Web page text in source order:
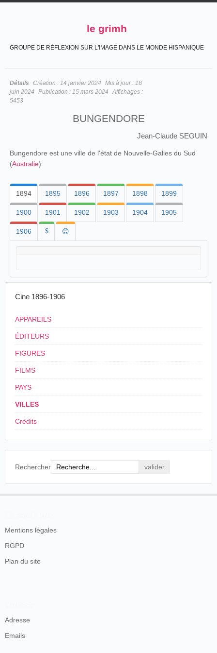
le grimh
GROUPE DE RÉFLEXION SUR L'IMAGE DANS LE MONDE HISPANIQUE
Détails Création : 14 janvier 2024 Mis à jour : 18
juin 2024
Publication : 15 mars 2024
Affichages :
5453
BUNGENDORE
Jean-Claude SEGUIN
Bungendore est une ville de l'état de Nouvelle-Galles du Sud
(Australie).
1894 1895 1896 1897 1898 1899
1900 1901 1902 1903 1904 1905
1906 $ 😊
Cine 1896-1906
APPAREILS
ÉDITEURS
FIGURES
FILMS
PAYS
VILLES
Crédits
Rechercher
Mentions légales
RGPD
Plan du site
Adresse
Emails